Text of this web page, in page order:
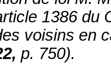
1386 du
voisins en
p. 750).